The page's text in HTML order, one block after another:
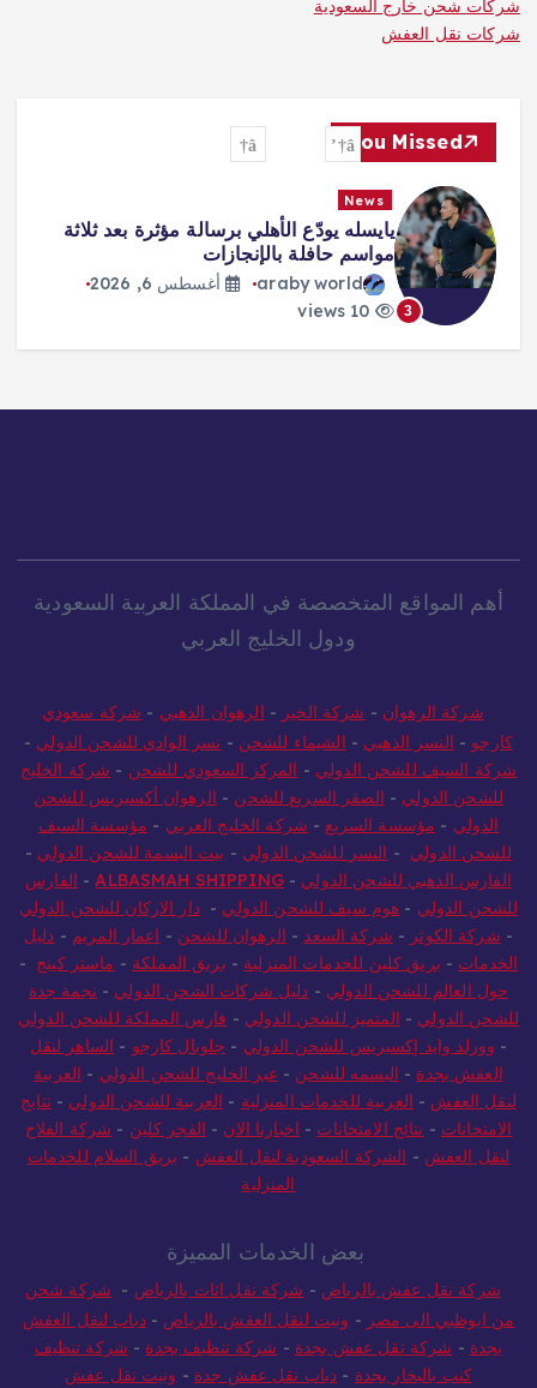
شركات شحن خارج السعودية
شركات نقل العفش
You Missed
3
News
يايسله يودّع الأهلي برسالة مؤثرة بعد ثلاثة
مواسم حافلة بالإنجازات
araby world
أغسطس 6, 2026
أهم المواقع المتخصصة في المملكة العربية السعودية
ودول الخليج العربي
شركة الرهوان - شركة الخير - الرهوان الذهبي - شركة سعودي
كارجو - النسر الذهبي - الشيماء للشحن - نسر الوادي للشحن الدولي -
شركة السيف للشحن الدولي - المركز السعودي للشحن - شركة الخليج
للشحن الدولي - الصقر السريع للشحن - الرهوان أكسبريس للشحن
الدولي - مؤسسة السريع - شركة الخليج العربي - مؤسسة السيف
للشحن الدولي - النسر للشحن الدولي - بيت البسمة للشحن الدولي -
الفارس الذهبي للشحن الدولي -
ALBASMAH SHIPPING
- الفارس
للشحن الدولي - هوم سيف للشحن الدولي -دار الاركان للشحن الدولي
- شركة الكوثر - شركة السعد - الرهوان للشحن - اعمار المريم - دليل
الخدمات - بريق كلين للخدمات المنزلية - بريق المملكة - ماستر كينج -
حول العالم للشحن الدولي - دليل شركات الشحن الدولي - نجمة جدة
للشحن الدولي - المتميز للشحن الدولي - فارس المملكة للشحن الدولي
- وورلد وايد إكسبريس للشحن الدولي - جلوبال كارجو - الساهر لنقل
العفش بجدة - البسمه للشحن - عبر الخليج للشحن الدولي - العربية
لنقل العفش - العربية للخدمات المنزلية - العربية للشحن الدولي - نتايج
الامتحانات - نتائج الامتحانات - اخبارنا الان - الفجر كلين - شركة الفلاح
لنقل العفش - الشركة السعودية لنقل العفش - بريق السلام للخدمات
المنزلية
بعض الخدمات المميزة
شركة نقل عفش بالرياض - شركة نقل اثاث بالرياض - شركة شحن
من ابوظبي الى مصر - ونيت لنقل العفش بالرياض -دباب لنقل العفش
بجدة - شركة نقل عفش بجدة - شركة تنظيف بجدة - شركة تنظيف
كنب بالبخار بجدة - دباب نقل عفش جدة - ونيت نقل عفش